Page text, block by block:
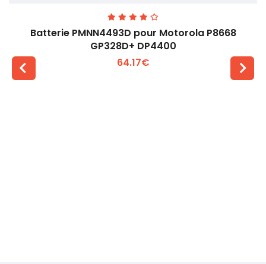
Batterie PMNN4493D pour Motorola P8668
GP328D+ DP4400
64.17€